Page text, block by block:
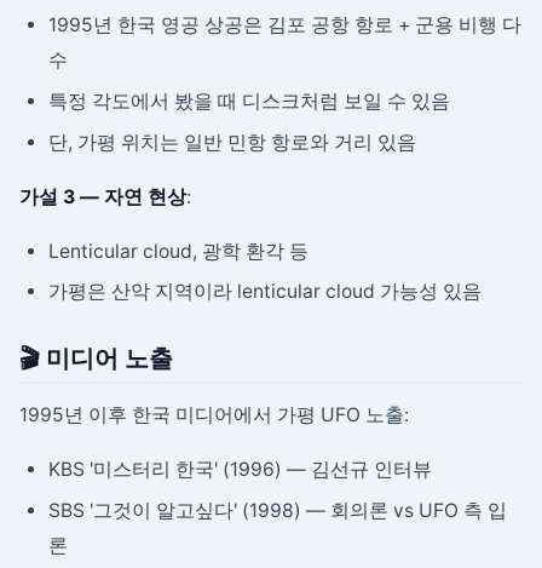
1995년 한국 영공 상공은 김포 공항 항로 + 군용 비행 다
수
특정 각도에서 봤을 때 디스크처럼 보일 수 있음
단, 가평 위치는 일반 민항 항로와 거리 있음
가설 3 — 자연 현상:
Lenticular cloud, 광학 환각 등
가평은 산악 지역이라 lenticular cloud 가능성 있음
🎬 미디어 노출
1995년 이후 한국 미디어에서 가평 UFO 노출:
KBS '미스터리 한국' (1996) — 김선규 인터뷰
SBS '그것이 알고싶다' (1998) — 회의론 vs UFO 측 입
론